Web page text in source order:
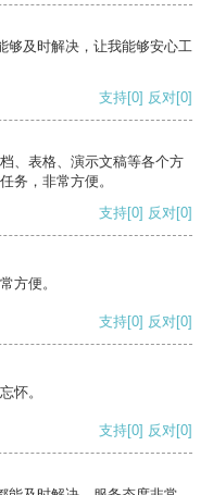
够及时解决，让我能够安心工
支持[0] 反对[0]
、表格、演示文稿等各个方
务，非常方便。
支持[0] 反对[0]
方便。
支持[0] 反对[0]
怀。
支持[0] 反对[0]